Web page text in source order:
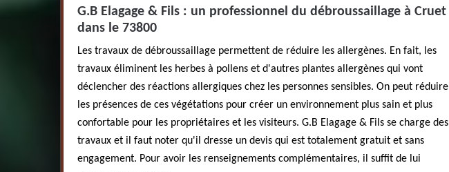
G.B Elagage & Fils : un professionnel du débroussaillage à Cruet
dans le 73800
Les travaux de débroussaillage permettent de réduire les allergènes. En fait, les
travaux éliminent les herbes à pollens et d'autres plantes allergènes qui vont
déclencher des réactions allergiques chez les personnes sensibles. On peut réduire
les présences de ces végétations pour créer un environnement plus sain et plus
confortable pour les propriétaires et les visiteurs. G.B Elagage & Fils se charge des
travaux et il faut noter qu'il dresse un devis qui est totalement gratuit et sans
engagement. Pour avoir les renseignements complémentaires, il suffit de lui